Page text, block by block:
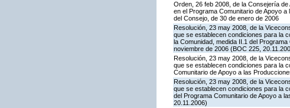
Orden, 26 feb 2008, de la Consejería
en el Programa Comunitario de Apoyo
del Consejo, de 30 de enero de 2006
Resolución, 23 may 2008, de la
que se establecen condiciones para la
la Comunidad, medida II.1 del
noviembre de 2006 (BOC 225,
Resolución, 23 may 2008, de la
que se establecen condiciones para la
Comunitario de Apoyo a las
Resolución, 23 may 2008, de la
que se establecen condiciones para la
del Programa Comunitario de Apoyo a
20.11.2006)